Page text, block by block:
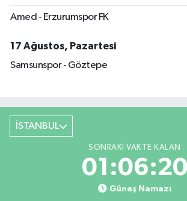
Amed - Erzurumspor FK
17 Ağustos, Pazartesi
Samsunspor - Göztepe
İSTANBUL
SONRAKI VAKTE KALAN
01:06:19
Güneş Namazı